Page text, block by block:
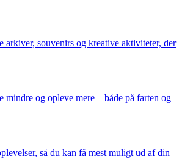
arkiver, souvenirs og kreative aktiviteter, der
og opleve mere – både på farten og
så du kan få mest muligt ud af din